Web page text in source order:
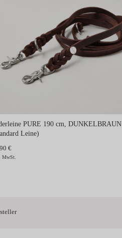
PURE 190 cm, DUNKELBRAUN
Leine)
€
MwSt.